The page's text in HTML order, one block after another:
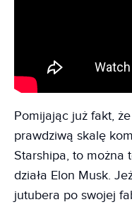
Pomijając już fakt,
prawdziwą skalę
Starshipa, to można
działa Elon Musk.
jutubera po swojej